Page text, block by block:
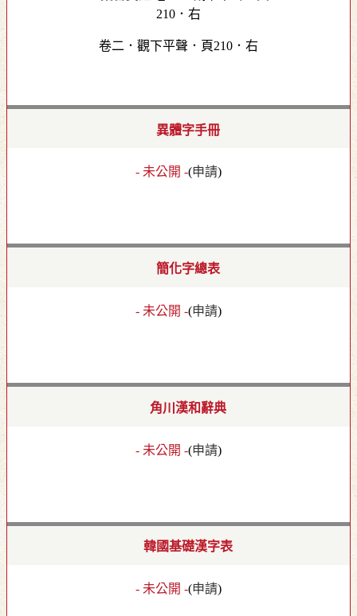
卷二．觀下平聲．頁210．右
異體字手冊
- 未公開 -(申請)
簡化字總表
- 未公開 -(申請)
角川漢和辭典
- 未公開 -(申請)
韓國基礎漢字表
- 未公開 -(申請)